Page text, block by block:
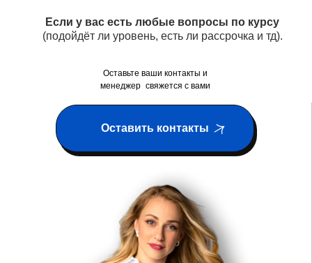
Если у вас есть любые вопросы по курсу
(подойдёт ли уровень, есть ли рассрочка и тд).
Оставьте ваши контакты и
менеджер свяжется с вами
Оставить контакты